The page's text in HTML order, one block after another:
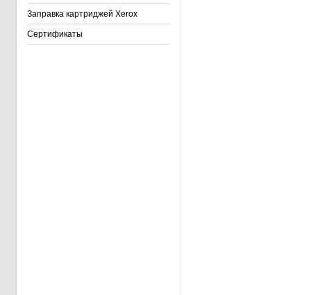
Заправка картриджей Xerox
Сертификаты